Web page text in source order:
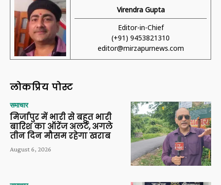
Virendra Gupta
Editor-in-Chief
(+91) 9453821310
editor@mirzapurnews.com
लोकप्रिय पोस्ट
समाचार
मिर्जापुर में भारी से बहुत भारी
बारिश का ऑरेंज अलर्ट, अगले
तीन दिन मौसम रहेगा खराब
August 6, 2026